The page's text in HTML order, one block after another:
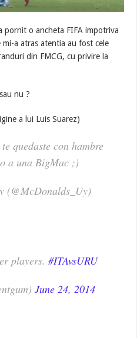
pornit o ancheta FIFA impotriva
a atras atentia au fost cele
din FMCG, cu privire la
nu ?
a lui Luis Suarez)
quedaste con hambre
a una BigMac ;)
(@McDonalds_Uy)
players.#ITAvsURU
June 24, 2014